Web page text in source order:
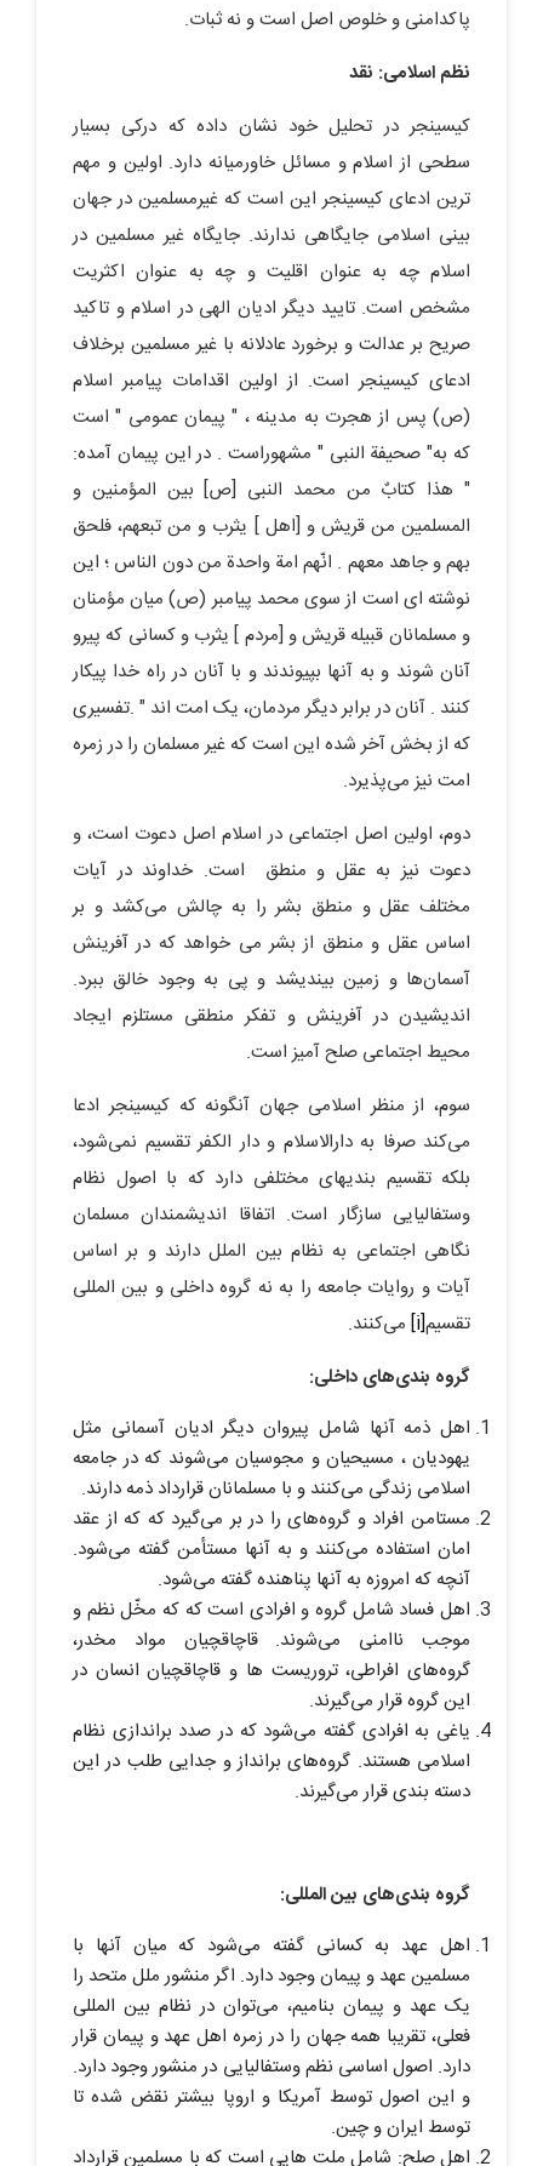
پاکدامنی و خلوص اصل است و نه ثبات.
نظم اسلامی: نقد
کیسینجر در تحلیل خود نشان داده که درکی بسیار
سطحی از اسلام و مسائل خاورمیانه دارد. اولین و مهم
ترین ادعای کیسینجر این است که غیرمسلمین در جهان
بینی اسلامی جایگاهی ندارند. جایگاه غیر مسلمین در
اسلام چه به عنوان اقلیت و چه به عنوان اکثریت
مشخص است. تایید دیگر ادیان الهی در اسلام و تاکید
صریح بر عدالت و برخورد عادلانه با غیر مسلمین برخلاف
ادعای کیسینجر است. از اولین اقدامات پیامبر اسلام
(ص) پس از هجرت به مدینه ، " پیمان عمومی " است
که به" صحیفة النبی " مشهوراست . در این پیمان آمده:
" هذا کتابٌ من محمد النبی [ص] بین المؤمنین و
المسلمین من قریش و [اهل ] یثرب و من تبعهم، فلحق
بهم و جاهد معهم . انّهم امة واحدة من دون الناس ؛ این
نوشته ای است از سوی محمد پیامبر (ص) میان مؤمنان
و مسلمانان قبیله قریش و [مردم ] یثرب و کسانی که پیرو
آنان شوند و به آنها بپیوندند و با آنان در راه خدا پیکار
کنند . آنان در برابر دیگر مردمان، یک امت اند " .تفسیری
که از بخش آخر شده این است که غیر مسلمان را در زمره
امت نیز می‌پذیرد.
دوم، اولین اصل اجتماعی در اسلام اصل دعوت است، و
دعوت نیز به عقل و منطق است. خداوند در آیات
مختلف عقل و منطق بشر را به چالش می‌کشد و بر
اساس عقل و منطق از بشر می خواهد که در آفرینش
آسمان‌ها و زمین بیندیشد و پی به وجود خالق ببرد.
اندیشیدن در آفرینش و تفکر منطقی مستلزم ایجاد
محیط اجتماعی صلح آمیز است.
سوم، از منظر اسلامی جهان آنگونه که کیسینجر ادعا
می‌کند صرفا به دارالاسلام و دار الکفر تقسیم نمی‌شود،
بلکه تقسیم بندیهای مختلفی دارد که با اصول نظام
وستفالیایی سازگار است. اتفاقا اندیشمندان مسلمان
نگاهی اجتماعی به نظام بین الملل دارند و بر اساس
آیات و روایات جامعه را به نه گروه داخلی و بین المللی
تقسیم[i] می‌کنند.
گروه بندی‌های داخلی:
اهل ذمه آنها شامل پیروان دیگر ادیان آسمانی مثل
یهودیان ، مسیحیان و مجوسیان می‌شوند که در جامعه
اسلامی زندگی می‌کنند و با مسلمانان قرارداد ذمه دارند.
مستامن افراد و گروه‌های را در بر می‌گیرد که که از عقد
امان استفاده می‌کنند و به آنها مستأمن گفته می‌شود.
آنچه که امروزه به آنها پناهنده گفته می‌شود.
اهل فساد شامل گروه و افرادی است که که مخّل نظم و
موجب ناامنی می‌شوند. قاچاقچیان مواد مخدر،
گروه‌های افراطی، تروریست ها و قاچاقچیان انسان در
این گروه قرار می‌گیرند.
یاغی به افرادی گفته می‌شود که در صدد براندازی نظام
اسلامی هستند. گروه‌های برانداز و جدایی طلب در این
دسته بندی قرار می‌گیرند.
گروه بندی‌های بین المللی:
اهل عهد به کسانی گفته می‌شود که میان آنها با
مسلمین عهد و پیمان وجود دارد. اگر منشور ملل متحد را
یک عهد و پیمان بنامیم، می‌توان در نظام بین المللی
فعلی، تقریبا همه جهان را در زمره اهل عهد و پیمان قرار
دارد. اصول اساسی نظم وستفالیایی در منشور وجود دارد.
و این اصول توسط آمریکا و اروپا بیشتر نقض شده تا
توسط ایران و چین.
اهل صلح: شامل ملت هایی است که با مسلمین قرارداد